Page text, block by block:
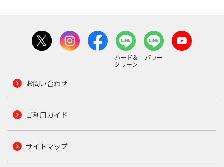
ハード&
グリーン
パワー
お問い合わせ
ご利用ガイド
サイトマップ